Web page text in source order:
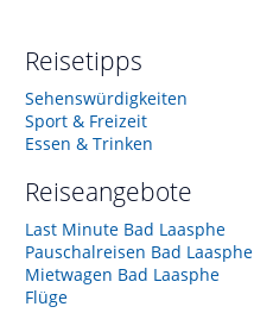
Reisetipps
Sehenswürdigkeiten
Sport & Freizeit
Essen & Trinken
Reiseangebote
Last Minute Bad Laasphe
Pauschalreisen Bad Laasphe
Mietwagen Bad Laasphe
Flüge